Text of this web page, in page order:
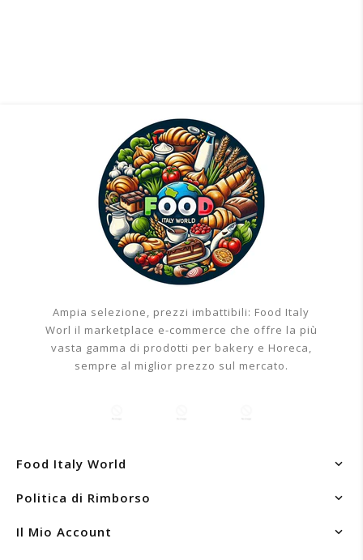
Girotorta Rebecca Bianco Floreal 15mt -
Decorativo
€12,82
Aggiungi al carrello
Ampia selezione, prezzi imbattibili: Food Italy
Worl il marketplace e-commerce che offre la più
vasta gamma di prodotti per bakery e Horeca,
sempre al miglior prezzo sul mercato.
Food Italy World
Politica di Rimborso
Il Mio Account